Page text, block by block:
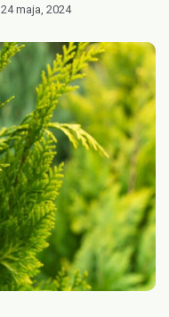
24 maja, 2024